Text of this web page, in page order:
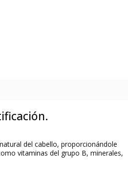
del cabello, proporcionándole
vitaminas del grupo B, minerales,